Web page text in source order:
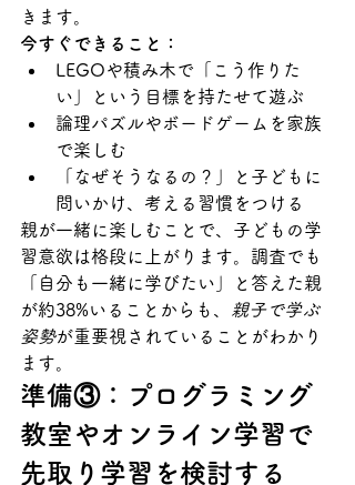
きます。
今すぐできること：
LEGOや積み木で「こう作りた
い」という目標を持たせて遊ぶ
論理パズルやボードゲームを家族
で楽しむ
「なぜそうなるの？」と子どもに
問いかけ、考える習慣をつける
親が一緒に楽しむことで、子どもの学
習意欲は格段に上がります。調査でも
「自分も一緒に学びたい」と答えた親
が約38%いることからも、
親子で学ぶ
姿勢が重要視されていることがわかり
ます。
準備③：プログラミング
教室やオンライン学習で
先取り学習を検討する